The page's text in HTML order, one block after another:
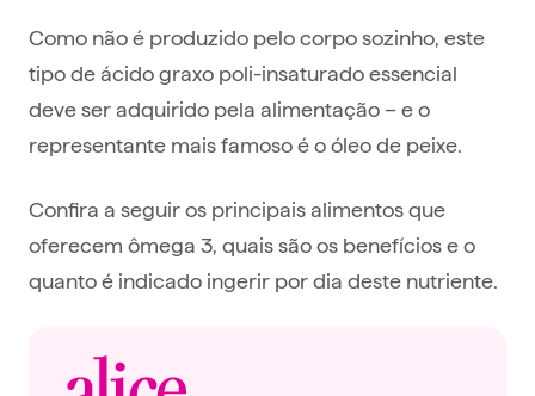
Como não é produzido pelo corpo sozinho, este
tipo de ácido graxo poli-insaturado essencial
deve ser adquirido pela alimentação – e o
representante mais famoso é o óleo de peixe.
Confira a seguir os principais alimentos que
oferecem ômega 3, quais são os benefícios e o
quanto é indicado ingerir por dia deste nutriente.